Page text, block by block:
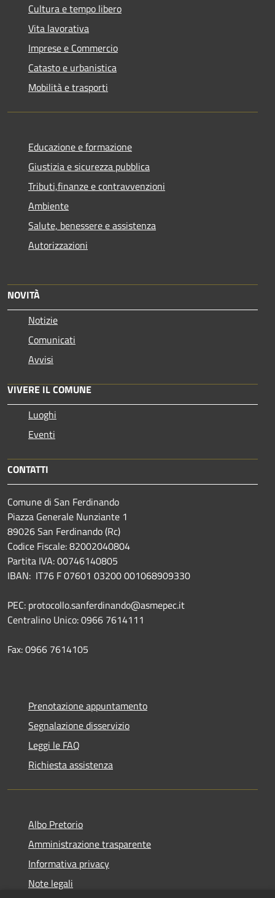
Cultura e tempo libero
Vita lavorativa
Imprese e Commercio
Catasto e urbanistica
Mobilità e trasporti
Educazione e formazione
Giustizia e sicurezza pubblica
Tributi,finanze e contravvenzioni
Ambiente
Salute, benessere e assistenza
Autorizzazioni
NOVITÀ
Notizie
Comunicati
Avvisi
VIVERE IL COMUNE
Luoghi
Eventi
CONTATTI
Comune di San Ferdinando
Piazza Generale Nunziante 1
89026 San Ferdinando (Rc)
Codice Fiscale: 82002040804
Partita IVA: 00746140805
IBAN: IT76 F 07601 03200 001068909330
PEC: protocollo.sanferdinando@asmepec.it
Centralino Unico: 0966 7614111
Fax: 0966 7614105
Prenotazione appuntamento
Segnalazione disservizio
Leggi le FAQ
Richiesta assistenza
Albo Pretorio
Amministrazione trasparente
Informativa privacy
Note legali